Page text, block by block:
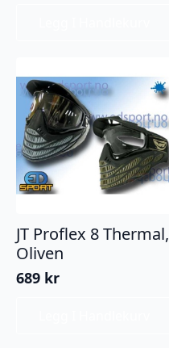
JT Proflex 8 Thermal,
Oliven
689 kr